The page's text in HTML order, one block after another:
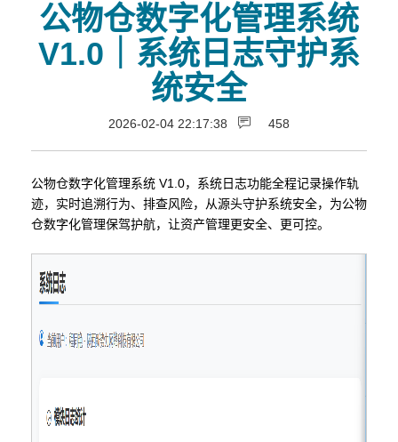
公物仓数字化管理系统
V1.0｜系统日志守护系
统安全
2026-02-04 22:17:38 458
公物仓数字化管理系统 V1.0，系统日志功能全程记录操作轨
迹，实时追溯行为、排查风险，从源头守护系统安全，为公物
仓数字化管理保驾护航，让资产管理更安全、更可控。